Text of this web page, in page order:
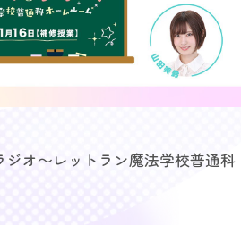
ジオ～レットラン魔法学校普通科